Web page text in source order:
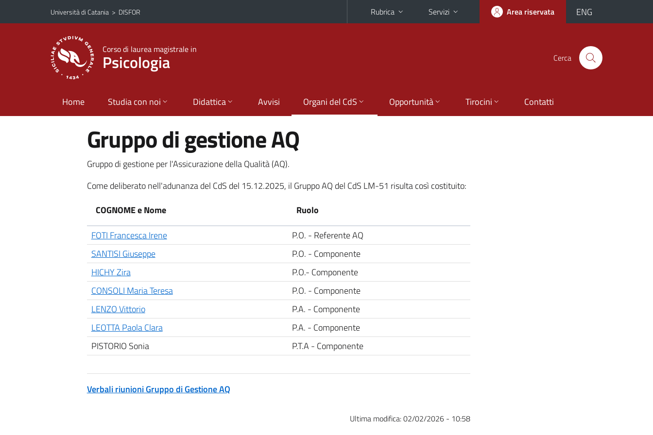
Vai al contenuto principale
Vai al menu di navigazione
Università di Catania > DISFOR Rubrica Servizi Area riservata ENG
Corso di laurea magistrale in
Psicologia Cerca
Home Studia con noi Didattica Avvisi Organi del CdS Opportunità Tirocini Contatti
Gruppo di gestione AQ
Gruppo di gestione per l'Assicurazione della Qualità (AQ).
Come deliberato nell'adunanza del CdS del 15.12.2025, il Gruppo AQ del CdS LM-51 risulta così costituito:
COGNOME e Nome
Ruolo
FOTI Francesca Irene
P.O. - Referente AQ
SANTISI Giuseppe
P.O. - Componente
HICHY Zira
P.O.- Componente
CONSOLI Maria Teresa
P.O. - Componente
LENZO Vittorio
P.A. - Componente
LEOTTA Paola Clara
P.A. - Componente
PISTORIO Sonia
P.T.A - Componente
Verbali riunioni Gruppo di Gestione AQ
Ultima modifica:02/02/2026 - 10:58